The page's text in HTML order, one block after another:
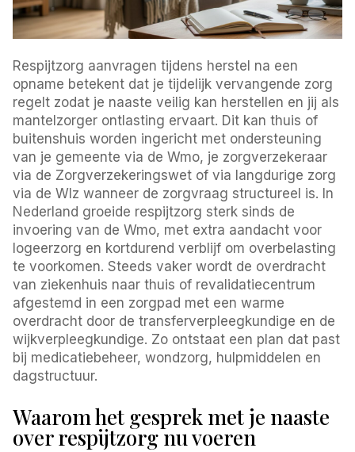
Respijtzorg aanvragen tijdens herstel na een
opname betekent dat je tijdelijk vervangende zorg
regelt zodat je naaste veilig kan herstellen en jij als
mantelzorger ontlasting ervaart. Dit kan thuis of
buitenshuis worden ingericht met ondersteuning
van je gemeente via de Wmo, je zorgverzekeraar
via de Zorgverzekeringswet of via langdurige zorg
via de Wlz wanneer de zorgvraag structureel is. In
Nederland groeide respijtzorg sterk sinds de
invoering van de Wmo, met extra aandacht voor
logeerzorg en kortdurend verblijf om overbelasting
te voorkomen. Steeds vaker wordt de overdracht
van ziekenhuis naar thuis of revalidatiecentrum
afgestemd in een zorgpad met een warme
overdracht door de transferverpleegkundige en de
wijkverpleegkundige. Zo ontstaat een plan dat past
bij medicatiebeheer, wondzorg, hulpmiddelen en
dagstructuur.
Waarom het gesprek met je naaste
over respijtzorg nu voeren